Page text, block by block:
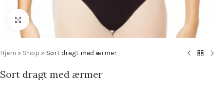
Click to enlarge
Hjem » Shop » Sort dragt med ærmer
Sort dragt med ærmer